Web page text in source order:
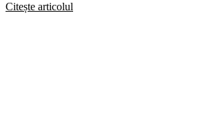
Citește articolul